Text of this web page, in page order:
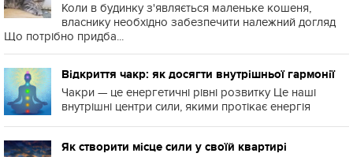
Коли в будинку з'являється маленьке кошеня,
власнику необхідно забезпечити належний догляд
Що потрібно придба...
Відкриття чакр: як досягти внутрішньої гармонії
Чакри — це енергетичні рівні розвитку Це наші
внутрішні центри сили, якими протікає енергія
Як створити місце сили у своїй квартирі